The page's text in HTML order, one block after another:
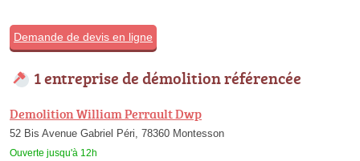
Demande de devis en ligne
1 entreprise de démolition référencée
Demolition William Perrault Dwp
52 Bis Avenue Gabriel Péri, 78360 Montesson
Ouverte jusqu'à 12h